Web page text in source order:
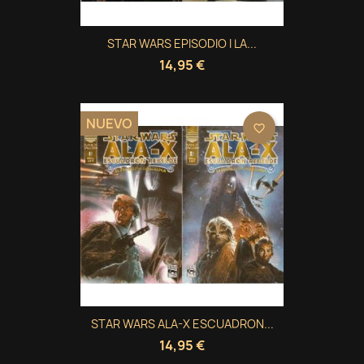
STAR WARS EPISODIO I LA...
14,95 €
STAR WARS ALA-X ESCUADRON...
14,95 €
NUEVO favorite_border